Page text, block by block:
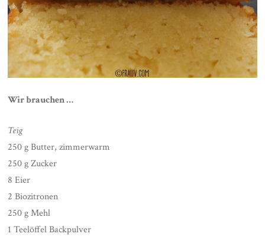
Wir brauchen …
Teig
250 g Butter, zimmerwarm
250 g Zucker
8 Eier
2 Biozitronen
250 g Mehl
1 Teelöffel Backpulver